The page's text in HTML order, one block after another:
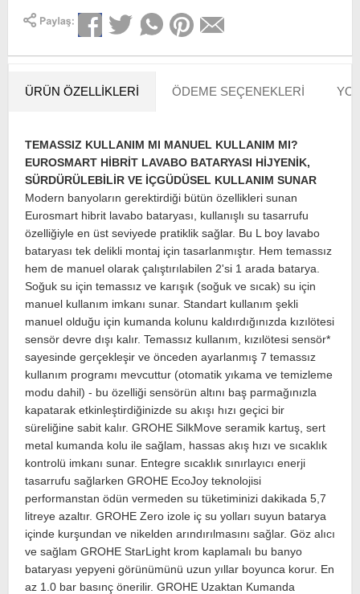
ÜRÜN ÖZELLIKLERI ÖDEME SEÇENEKLERI
TEMASSIZ KULLANIM MI MANUEL KULLANIM MI?
EUROSMART HİBRİT LAVABO BATARYASI HİJYENİK,
SÜRDÜRÜLEBİLİR VE İÇGÜDÜSEL KULLANIM SUNAR
Modern banyoların gerektirdiği bütün özellikleri sunan
Eurosmart hibrit lavabo bataryası, kullanışlı su tasarrufu
özelliğiyle en üst seviyede pratiklik sağlar. Bu L boy lavabo
bataryası tek delikli montaj için tasarlanmıştır. Hem temassız
hem de manuel olarak çalıştırılabilen 2'si 1 arada batarya.
Soğuk su için temassız ve karışık (soğuk ve sıcak) su için
manuel kullanım imkanı sunar. Standart kullanım şekli
manuel olduğu için kumanda kolunu kaldırdığınızda kızılötesi
sensör devre dışı kalır. Temassız kullanım, kızılötesi sensör*
sayesinde gerçekleşir ve önceden ayarlanmış 7 temassız
kullanım programı mevcuttur (otomatik yıkama ve temizleme
modu dahil) - bu özelliği sensörün altını baş parmağınızla
kapatarak etkinleştirdiğinizde su akışı hızı geçici bir
süreliğine sabit kalır. GROHE SilkMove seramik kartuş, sert
metal kumanda kolu ile sağlam, hassas akış hızı ve sıcaklık
kontrolü imkanı sunar. Entegre sıcaklık sınırlayıcı enerji
tasarrufu sağlarken GROHE EcoJoy teknolojisi
performanstan ödün vermeden su tüketiminizi dakikada 5,7
litreye azaltır. GROHE Zero izole iç su yolları suyun batarya
içinde kurşundan ve nikelden arındırılmasını sağlar. Göz alıcı
ve sağlam GROHE StarLight krom kaplamalı bu banyo
bataryası yepyeni görünümünü uzun yıllar boyunca korur. En
az 1.0 bar basınç önerilir. GROHE Uzaktan Kumanda